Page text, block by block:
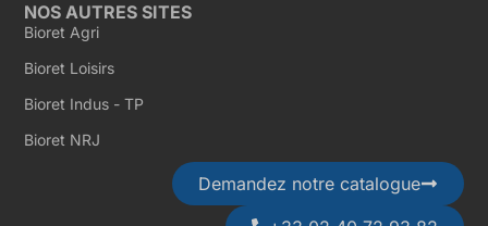
NOS AUTRES SITES
Bioret Agri
Bioret Loisirs
Bioret Indus - TP
Bioret NRJ
Demandez notre catalogue